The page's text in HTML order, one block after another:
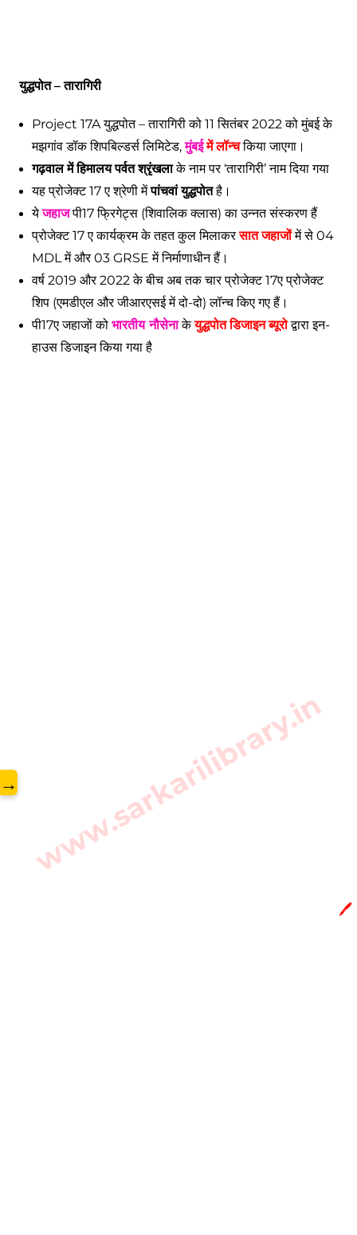
युद्धपोत – तारागिरी
Project 17A युद्धपोत – तारागिरी को 11 सितंबर 2022 को मुंबई के
मझगांव डॉक शिपबिल्डर्स लिमिटेड,मुंबईमें लॉन्चकिया जाएगा।
गढ़वाल में हिमालय पर्वत श्रृंखलाके नाम पर ‘तारागिरी’ नाम दिया गया
यह प्रोजेक्ट 17 ए श्रेणी मेंपांचवां युद्धपोतहै।
येजहाजपी17 फ्रिगेट्स (शिवालिक क्लास) का उन्नत संस्करण हैं
प्रोजेक्ट 17 ए कार्यक्रम के तहत कुल मिलाकरसात जहाजोंमें से 04
MDL में और 03 GRSE में निर्माणाधीन हैं।
वर्ष 2019 और 2022 के बीच अब तक चार प्रोजेक्ट 17ए प्रोजेक्ट
शिप (एमडीएल और जीआरएसई में दो-दो) लॉन्च किए गए हैं।
पी17ए जहाजों को भारतीय नौसेनाकेयुद्धपोत डिजाइन ब्यूरोद्वारा इन-
हाउस डिजाइन किया गया है
www.sarkarilibrary.in
→
🖊️